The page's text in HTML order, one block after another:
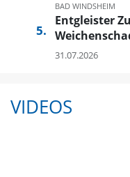
BAD WINDSHEIM
Entgleister
31.07.2026
VIDEOS